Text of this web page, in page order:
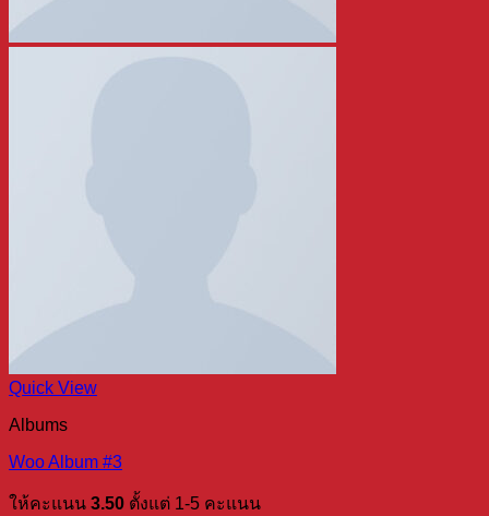
Quick View
Albums
Woo Album #3
ให้คะแนน 3.50 ตั้งแต่ 1-5 คะแนน